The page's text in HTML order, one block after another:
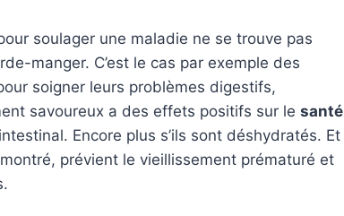
soulager une maladie ne se trouve pas
manger. C’est le cas par exemple des
soigner leurs problèmes digestifs,
savoureux a des effets positifs sur le santé
Encore plus s’ils sont déshydratés. Et
montré, prévient le vieillissement prématuré et